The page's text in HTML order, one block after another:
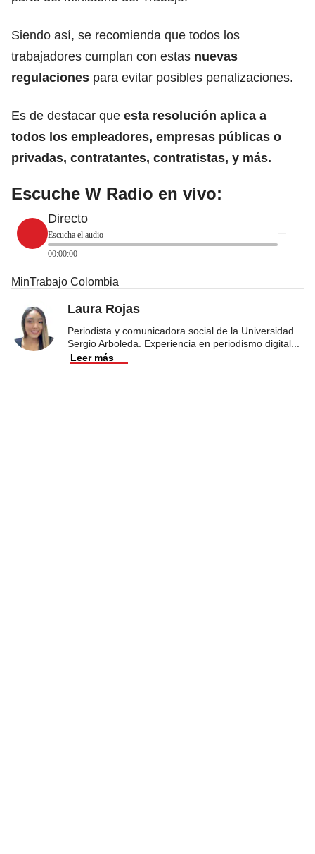
Siendo así, se recomienda que todos los
trabajadores cumplan con estas nuevas
regulaciones para evitar posibles penalizaciones.
Es de destacar que esta resolución aplica a
todos los empleadores, empresas públicas o
privadas, contratantes, contratistas, y más.
Escuche W Radio en vivo:
Directo
Escucha el audio
00:00:00
MinTrabajo Colombia
Laura Rojas
Periodista y comunicadora social de la Universidad
Sergio Arboleda. Experiencia en periodismo digital
Leer más